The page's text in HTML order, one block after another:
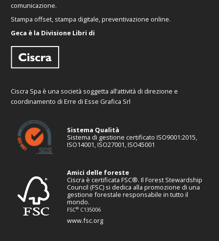
comunicazione.
Stampa offset, stampa digitale, preventivazione online.
Geca è la Divisione Libri di
Ciscra Spa è una società soggetta all’attività di direzione e
coordinamento di Erre di Esse Grafica Srl
Sistema Qualità
Sistema di gestione certificato ISO9001:2015,
ISO14001, ISO27001, ISO45001
Amici delle foreste
Ciscra è certificata FSC®. Il Forest Stewardship
Council (FSC) si dedica alla promozione di una
gestione forestale responsabile in tutto il
mondo.
FSC® C135006
www.fsc.org